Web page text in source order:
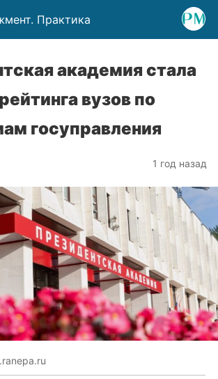
Практика
академия стала
вузов по
госуправления
1 год назад